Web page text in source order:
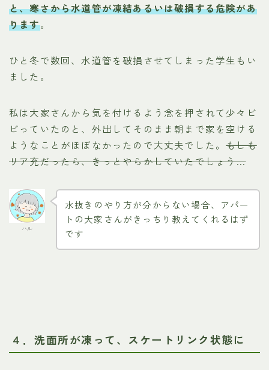
と、寒さから水道管が凍結あるいは破損する危険があ
ります。
ひと冬で数回、水道管を破損させてしまった学生もい
ました。
私は大家さんから気を付けるよう念を押されて少々ビ
ビっていたのと、外出してそのまま朝まで家を空ける
ようなことがほぼなかったので大丈夫でした。もしも
リア充だったら、きっとやらかしていたでしょう…
ハル
水抜きのやり方が分からない場合、アパー
トの大家さんがきっちり教えてくれるはず
です
４．洗面所が凍って、スケートリンク状態に